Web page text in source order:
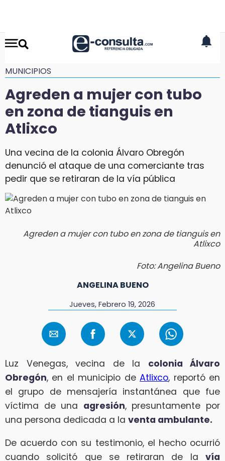
MUNICIPIOS
Agreden a mujer con tubo
en zona de tianguis en
Atlixco
Una vecina de la colonia Álvaro Obregón
denunció el ataque de una comerciante tras
pedir que se retiraran de la vía pública
Agreden a mujer con tubo en zona de tianguis en
Atlixco
Foto: Angelina Bueno
ANGELINA BUENO
Jueves, Febrero 19, 2026
Luz Venegas, vecina de la colonia Álvaro
Obregón, en el municipio deAtlixco, reportó en
el grupo de mensajería instantánea que fue
víctima de una agresión, presuntamente por
una persona dedicada a la venta ambulante.
De acuerdo con su testimonio, el hecho ocurrió
cuando solicitó que se retiraran de la vía